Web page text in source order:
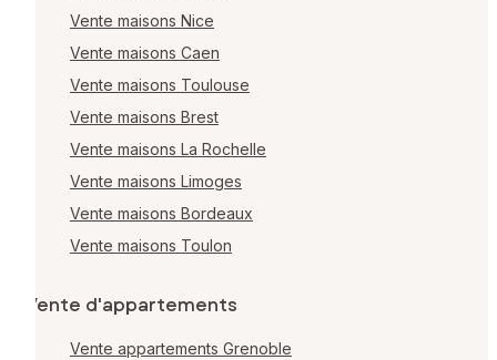
Vente maisons Nice
Vente maisons Caen
Vente maisons Toulouse
Vente maisons Brest
Vente maisons La Rochelle
Vente maisons Limoges
Vente maisons Bordeaux
Vente maisons Toulon
Vente d'appartements
Vente appartements Grenoble